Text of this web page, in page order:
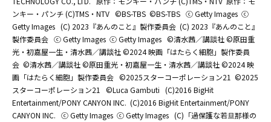
ンキー・パンチ (C)TMS・NTV ©BS-TBS ©BS-TBS ⓒ Getty Images ⓒ
Getty Images (C) 2023『あんのこと』製作委員会 (C) 2023『あんのこと』
製作委員会 ⓒ Getty Images ⓒ Getty Images ©清水茜／講談社 ©原田重
光・初嘉屋一生・清水茜／講談社 ©2024 映画「はたらく細胞」製作委員
会 ©清水茜／講談社 ©原田重光・初嘉屋一生・清水茜／講談社 ©2024 映
画「はたらく細胞」製作委員会 ©2025スターコーポレーション21 ©2025
スターコーポレーション21
©Luca Gambuti (C)2016 BigHit
Entertainment/PONY CANYON INC. (C)2016 BigHit Entertainment/PONY
CANYON INC. ⓒ Getty Images ⓒ Getty Images (C)「過保護な若旦那様の